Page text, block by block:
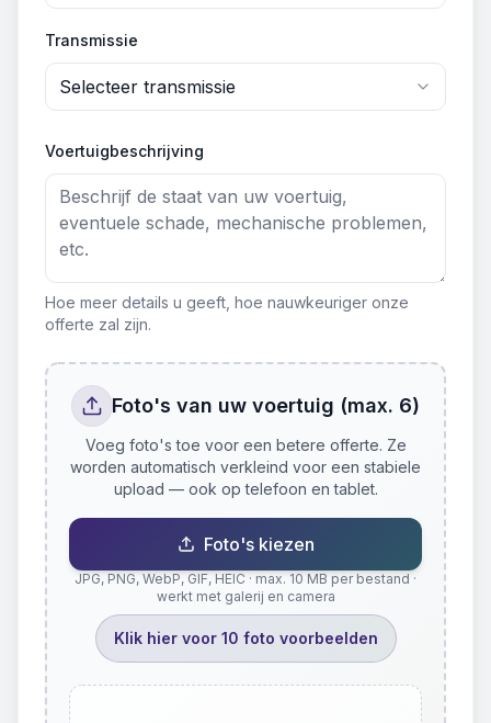
Transmissie
Selecteer transmissie
Voertuigbeschrijving
Hoe meer details u geeft, hoe nauwkeuriger onze
offerte zal zijn.
Foto's van uw voertuig (max. 6)
Voeg foto's toe voor een betere offerte. Ze
worden automatisch verkleind voor een stabiele
upload — ook op telefoon en tablet.
Foto's kiezen
JPG, PNG, WebP, GIF, HEIC · max. 10 MB per bestand ·
werkt met galerij en camera
Klik hier voor 10 foto voorbeelden